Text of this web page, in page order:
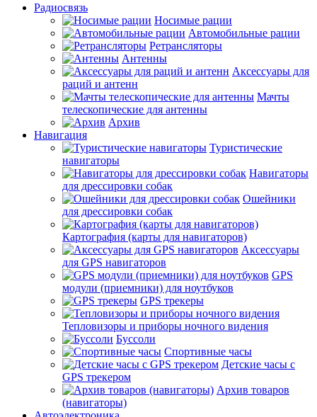
Радиосвязь
Носимые рации
Автомобильные рации
Ретрансляторы
Антенны
Аксессуары для
раций и антенн
Мачты
телескопические для антенны
Архив
Навигация
Туристические
навигаторы
Навигаторы
для дрессировки собак
Ошейники
для дрессировки собак
Картография (карты для навигаторов)
Аксессуары
для GPS навигаторов
GPS
модули (приемники) для ноутбуков
GPS трекеры
Тепловизоры и приборы ночного видения
Буссоли
Спортивные часы
Детские часы с
GPS трекером
Архив товаров
(навигаторы)